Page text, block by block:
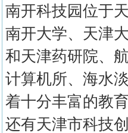
南开科技园位于
南开大学、天津
和天津药研院、
计算机所、海水
着十分丰富的教
还有天津市科技